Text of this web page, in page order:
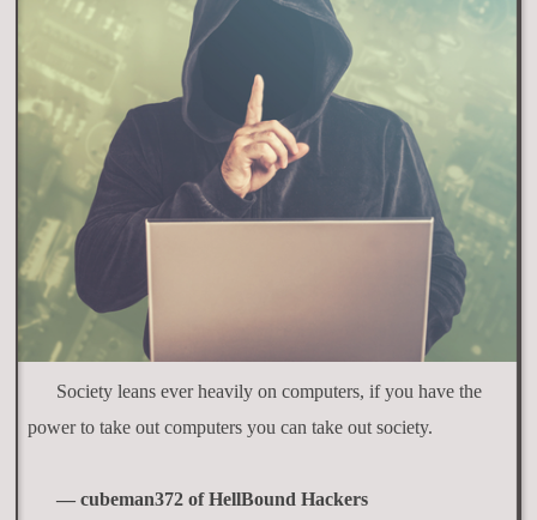
Society leans ever heavily on computers, if you have the
power to take out computers you can take out society.
— cubeman372 of HellBound Hackers